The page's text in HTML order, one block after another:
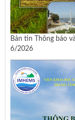
Bản tin Thông báo
6/2026